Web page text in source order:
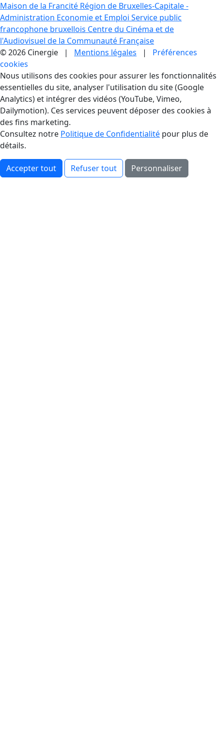
Maison de la Francité Région de Bruxelles-Capitale -
Administration Economie et Emploi Service public
francophone bruxellois Centre du Cinéma et de
l'Audiovisuel de la Communauté Française
© 2026 Cinergie | Mentions légales | Préférences
cookies
Gestion des Cookies
Nous utilisons des cookies pour assurer les fonctionnalités
essentielles du site, analyser l'utilisation du site (Google
Analytics) et intégrer des vidéos (YouTube, Vimeo,
Dailymotion). Ces services peuvent déposer des cookies à
des fins marketing.
Consultez notre Politique de Confidentialité pour plus de
détails.
Accepter tout Refuser tout Personnaliser